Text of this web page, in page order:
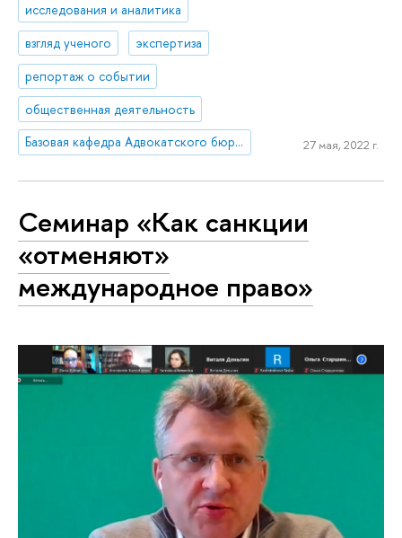
исследования и аналитика
взгляд ученого
экспертиза
репортаж о событии
общественная деятельность
Базовая кафедра Адвокатского бюро ЕПАМ
27 мая, 2022 г.
Семинар «Как санкции
«отменяют»
международное право»